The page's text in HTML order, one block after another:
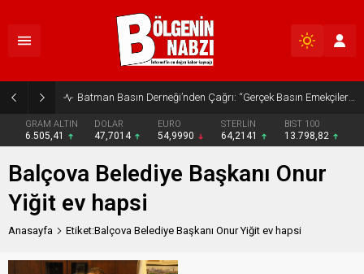
Batman Basın Derneği’nden Çağrı: “Gerçek Basın Emekçileri Desteklenmeli”
GRAM ALTIN
6.505,41
DOLAR
47,7014
EURO
54,9990
STERLİN
64,2141
BIST 100
13.798,82
Balçova Belediye Başkanı Onur
Yiğit ev hapsi
Anasayfa Etiket:Balçova Belediye Başkanı Onur Yiğit ev hapsi